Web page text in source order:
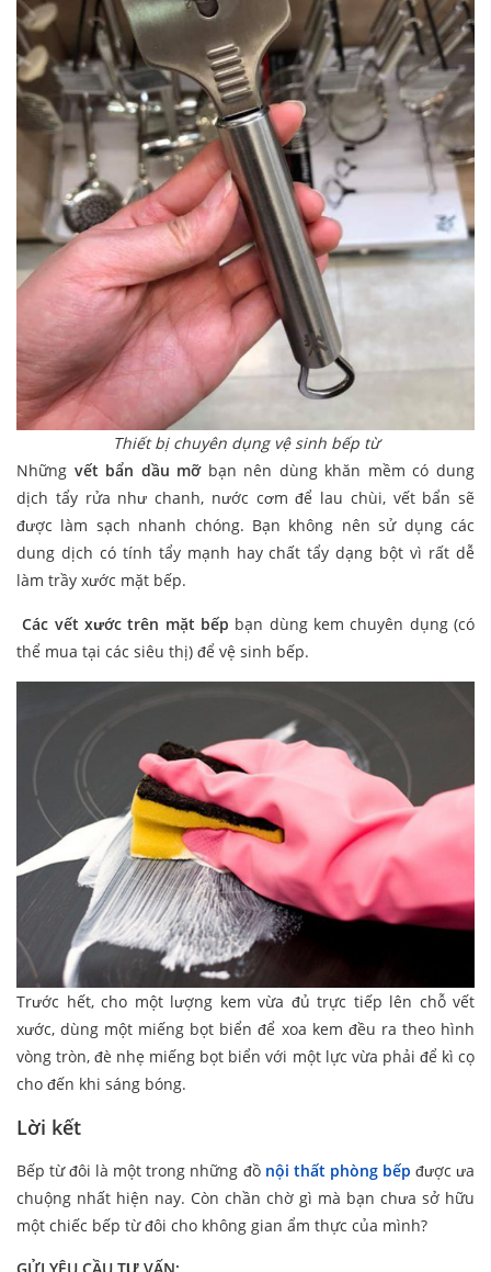
Thiết bị chuyên dụng vệ sinh bếp từ
Những vết bẩn dầu mỡbạn nên dùng khăn mềm có dung
dịch tẩy rửa như chanh, nước cơm để lau chùi, vết bẩn sẽ
được làm sạch nhanh chóng. Bạn không nên sử dụng các
dung dịch có tính tẩy mạnh hay chất tẩy dạng bột vì rất dễ
làm trầy xước mặt bếp.
Các vết xước trên mặt bếp bạn dùng kem chuyên dụng (có
thể mua tại các siêu thị) để vệ sinh bếp.
Trước hết, cho một lượng kem vừa đủ trực tiếp lên chỗ vết
xước, dùng một miếng bọt biển để xoa kem đều ra theo hình
vòng tròn, đè nhẹ miếng bọt biển với một lực vừa phải để kì cọ
cho đến khi sáng bóng.
Lời kết
Bếp từ đôi là một trong những đồ nội thất phòng bếp được ưa
chuộng nhất hiện nay. Còn chần chờ gì mà bạn chưa sở hữu
một chiếc bếp từ đôi cho không gian ẩm thực của mình?